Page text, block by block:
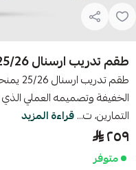
طقم تدريب ارسنال 25/26 - رمادي فاتح
طقم
الخفيفة وتصميمه العملي
التمارين، ت...قراءة المزيد
٢٥٩
متوفر